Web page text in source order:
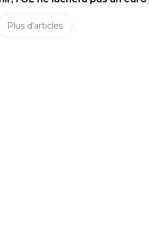
Plus d'articles